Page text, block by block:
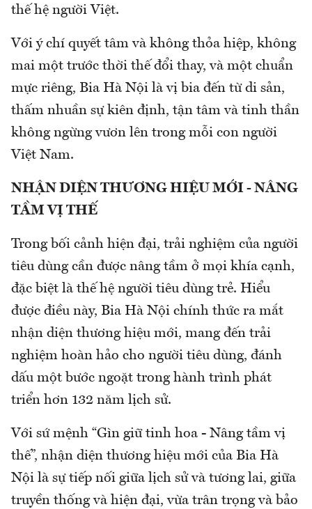
thế hệ người Việt.
Với ý chí quyết tâm và không thỏa hiệp, không
mai một trước thời thế đổi thay, và một chuẩn
mực riêng, Bia Hà Nội là vị bia đến từ di sản,
thấm nhuần sự kiên định, tận tâm và tinh thần
không ngừng vươn lên trong mỗi con người
Việt Nam.
NHẬN DIỆN THƯƠNG HIỆU MỚI - NÂNG
TẦM VỊ THẾ
Trong bối cảnh hiện đại, trải nghiệm của người
tiêu dùng cần được nâng tầm ở mọi khía cạnh,
đặc biệt là thế hệ người tiêu dùng trẻ. Hiểu
được điều này, Bia Hà Nội chính thức ra mắt
nhận diện thương hiệu mới, mang đến trải
nghiệm hoàn hảo cho người tiêu dùng, đánh
dấu một bước ngoặt trong hành trình phát
triển hơn 132 năm lịch sử.
Với sứ mệnh “Gìn giữ tinh hoa - Nâng tầm vị
thế”, nhận diện thương hiệu mới của Bia Hà
Nội là sự tiếp nối giữa lịch sử và tương lai, giữa
truyền thống và hiện đại, vừa trân trọng và bảo